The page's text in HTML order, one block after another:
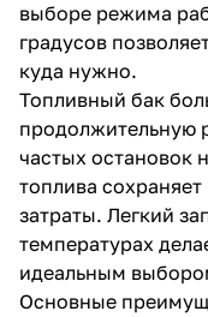
выборе режима
градусов
куда нужно.
Топливный бак
продолжительную
частых остановок
топлива
затраты. Легкий
температурах
идеальным
Основные